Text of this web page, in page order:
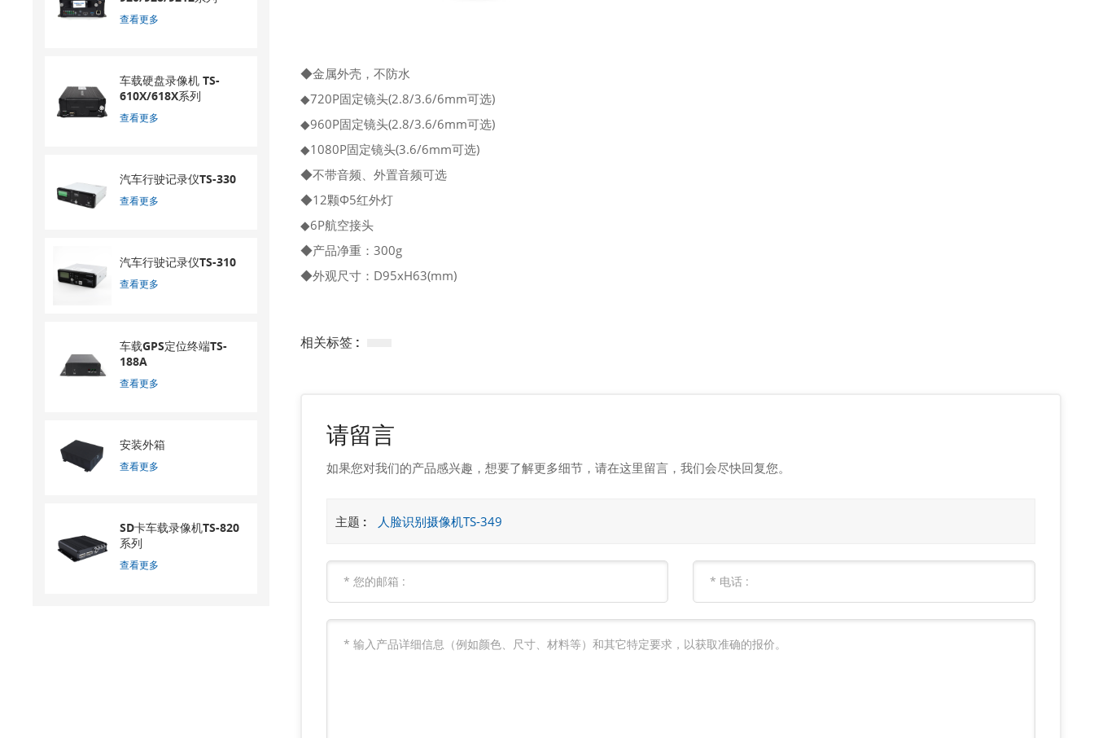
◆金属外壳，不防水
◆720P固定镜头(2.8/3.6/6mm可选)
◆960P固定镜头(2.8/3.6/6mm可选)
◆1080P固定镜头(3.6/6mm可选)
◆不带音频、外置音频可选
◆12颗Φ5红外灯
◆6P航空接头
◆产品净重：300g
◆外观尺寸：D95xH63(mm)
相关标签 :
请留言
如果您对我们的产品感兴趣，想要了解更多细节，请在这里留言，我们会尽快回复您。
主题 : 人脸识别摄像机TS-349
查看更多
车载硬盘录像机 TS-
610X/618X系列
查看更多
汽车行驶记录仪TS-330
查看更多
汽车行驶记录仪TS-310
查看更多
车载GPS定位终端TS-
188A
查看更多
安装外箱
查看更多
SD卡车载录像机TS-820
系列
查看更多